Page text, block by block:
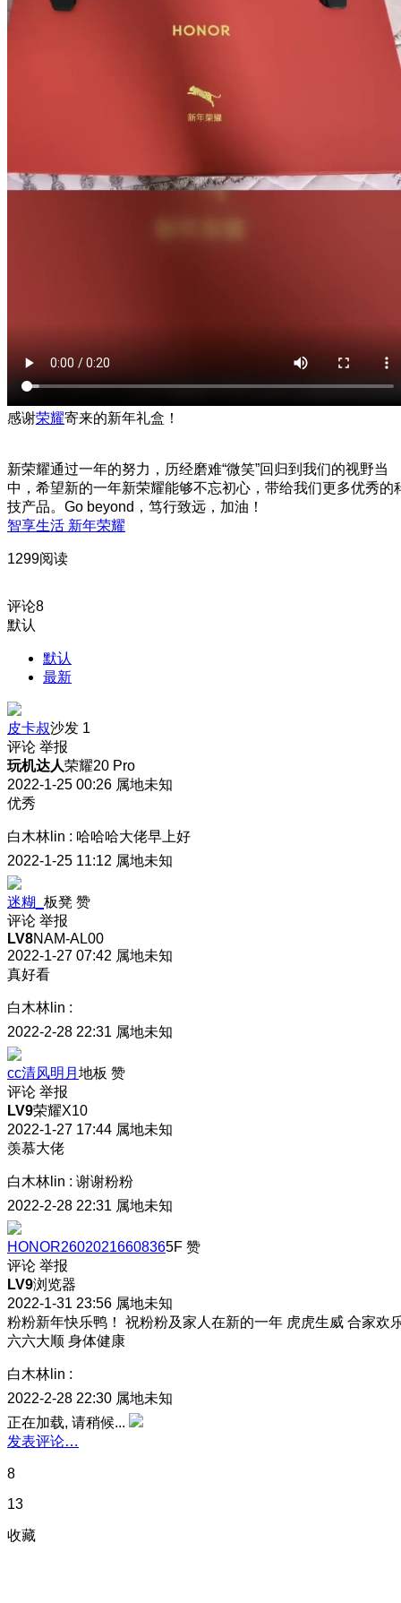
感谢荣耀寄来的新年礼盒！
新荣耀通过一年的努力，历经磨难“微笑”回归到我们的视野当
中，希望新的一年新荣耀能够不忘初心，带给我们更多优秀的
技产品。Go beyond，笃行致远，加油！
智享生活 新年荣耀
1299阅读
评论8
默认
默认
最新
皮卡叔沙发 1
评论 举报
玩机达人荣耀20 Pro
2022-1-25 00:26 属地未知
优秀
白木林lin : 哈哈哈大佬早上好
2022-1-25 11:12 属地未知
迷糊_ 板凳 赞
评论 举报
LV8NAM-AL00
2022-1-27 07:42 属地未知
真好看
白木林lin :
2022-2-28 22:31 属地未知
cc清风明月 地板 赞
评论 举报
LV9荣耀X10
2022-1-27 17:44 属地未知
羡慕大佬
白木林lin : 谢谢粉粉
2022-2-28 22:31 属地未知
HONOR26020216608365F 赞
评论 举报
LV9浏览器
2022-1-31 23:56 属地未知
粉粉新年快乐鸭！ 祝粉粉及家人在新的一年 虎虎生威 合家欢
六六大顺 身体健康
白木林lin :
2022-2-28 22:30 属地未知
正在加载, 请稍候...
发表评论…
8
13
收藏